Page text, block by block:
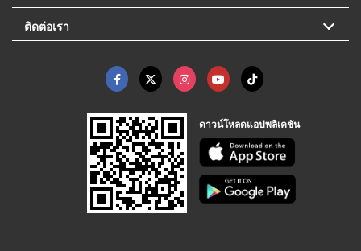
ติดต่อเรา
ดาวน์โหลดแอปพลิเคชัน